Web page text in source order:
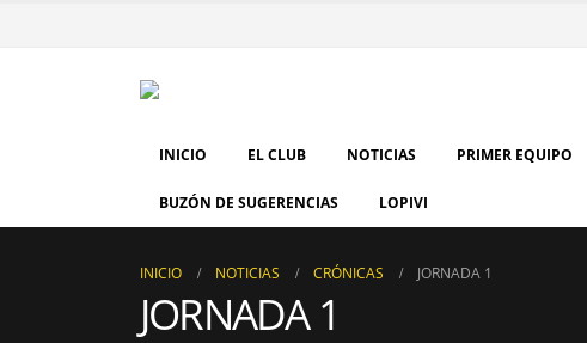
INICIO EL CLUB NOTICIAS PRIMER EQUIPO
BUZÓN DE SUGERENCIAS LOPIVI
INICIO NOTICIAS CRÓNICAS JORNADA 1
JORNADA 1